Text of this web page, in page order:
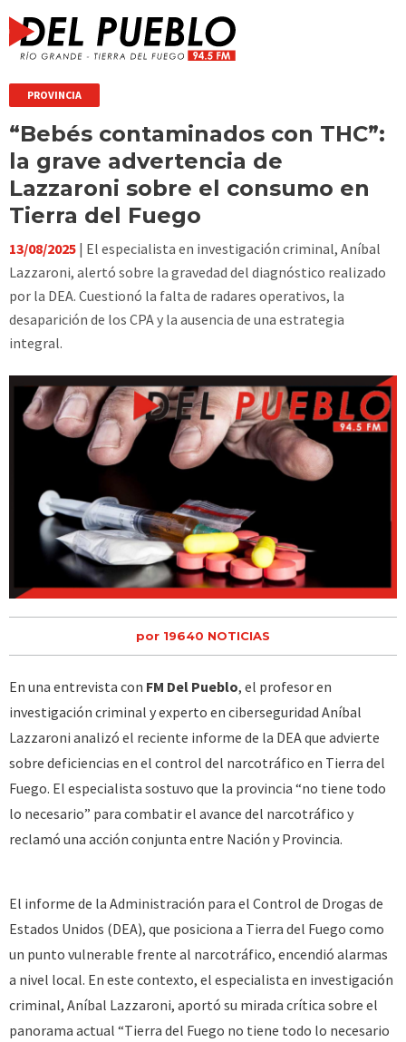
PROVINCIA
“Bebés contaminados con THC”:
la grave advertencia de
Lazzaroni sobre el consumo en
Tierra del Fuego
13/08/2025 | El especialista en investigación criminal, Aníbal
Lazzaroni, alertó sobre la gravedad del diagnóstico realizado
por la DEA. Cuestionó la falta de radares operativos, la
desaparición de los CPA y la ausencia de una estrategia
integral.
por 19640 NOTICIAS
En una entrevista con FM Del Pueblo, el profesor en
investigación criminal y experto en ciberseguridad Aníbal
Lazzaroni analizó el reciente informe de la DEA que advierte
sobre deficiencias en el control del narcotráfico en Tierra del
Fuego. El especialista sostuvo que la provincia “no tiene todo
lo necesario” para combatir el avance del narcotráfico y
reclamó una acción conjunta entre Nación y Provincia.
El informe de la Administración para el Control de Drogas de
Estados Unidos (DEA), que posiciona a Tierra del Fuego como
un punto vulnerable frente al narcotráfico, encendió alarmas
a nivel local. En este contexto, el especialista en investigación
criminal, Aníbal Lazzaroni, aportó su mirada crítica sobre el
panorama actual “Tierra del Fuego no tiene todo lo necesario